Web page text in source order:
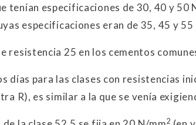
tenían especificaciones de 30, 40 y 50
especificaciones eran de 35, 45 y 55
resistencia 25 en los cementos
días para las clases con resistencias
R), es similar a la que se venía
2